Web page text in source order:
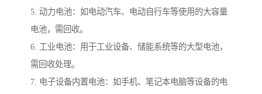
5. 动力电池：如电动汽车、电动自行车等使用的大容量
电池，需回收。
6. 工业电池：用于工业设备、储能系统等的大型电池，
需回收处理。
7. 电子设备内置电池：如手机、笔记本电脑等设备的电